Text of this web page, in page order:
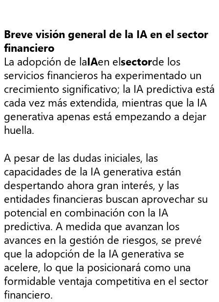
Breve visión general de la IA en el sector
financiero
La adopción de laIAen elsectorde los
servicios financieros ha experimentado un
crecimiento significativo; la IA predictiva está
cada vez más extendida, mientras que la IA
generativa apenas está empezando a dejar
huella.
A pesar de las dudas iniciales, las
capacidades de la IA generativa están
despertando ahora gran interés, y las
entidades financieras buscan aprovechar su
potencial en combinación con la IA
predictiva. A medida que avanzan los
avances en la gestión de riesgos, se prevé
que la adopción de la IA generativa se
acelere, lo que la posicionará como una
formidable ventaja competitiva en el sector
financiero.